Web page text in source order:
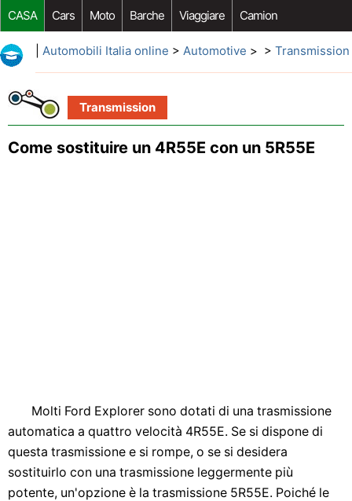
CASA Cars Moto Barche Viaggiare Camion
Riparazione Auto Acquisto Auto Car Opzioni Aftermarket
Automobili Italia online > Automotive > > Transmission
Transmission
Come sostituire un 4R55E con un 5R55E
Molti Ford Explorer sono dotati di una trasmissione
automatica a quattro velocità 4R55E. Se si dispone di
questa trasmissione e si rompe, o se si desidera
sostituirlo con una trasmissione leggermente più
potente, un'opzione è la trasmissione 5R55E. Poiché le